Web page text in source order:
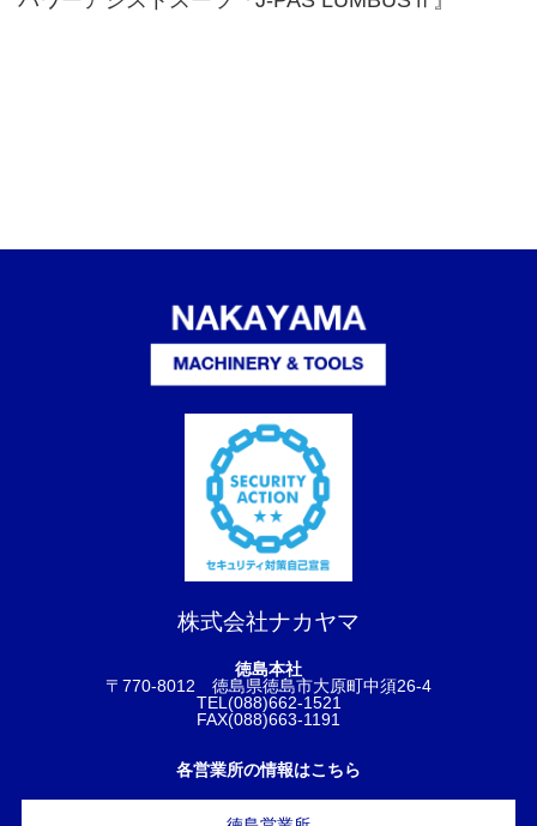
株式会社ナカヤマ
徳島本社
〒770-8012 徳島県徳島市大原町中須26-4
TEL(088)662-1521
FAX(088)663-1191
各営業所の情報はこちら